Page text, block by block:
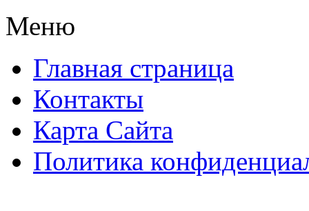
Меню
Главная страница
Контакты
Карта Сайта
Политика